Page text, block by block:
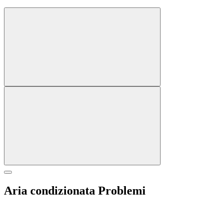
Aria condizionata Problemi